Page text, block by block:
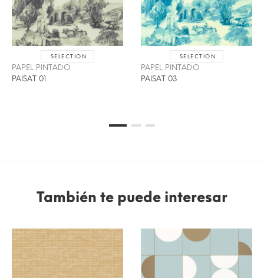
SELECTION
PAPEL PINTADO
PAISAT 01
SELECTION
PAPEL PINTADO
PAISAT 03
También te puede interesar